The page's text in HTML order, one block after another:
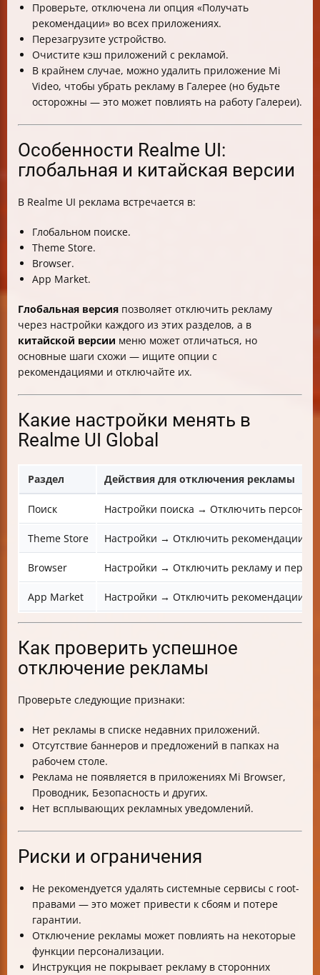
Проверьте, отключена ли опция «Получать
рекомендации» во всех приложениях.
Перезагрузите устройство.
Очистите кэш приложений с рекламой.
В крайнем случае, можно удалить приложение Mi
Video, чтобы убрать рекламу в Галерее (но будьте
осторожны — это может повлиять на работу Галереи).
Особенности Realme UI:
глобальная и китайская версии
В Realme UI реклама встречается в:
Глобальном поиске.
Theme Store.
Browser.
App Market.
Глобальная версия позволяет отключить рекламу
через настройки каждого из этих разделов, а в
китайской версии меню может отличаться, но
основные шаги схожи — ищите опции с
рекомендациями и отключайте их.
Какие настройки менять в
Realme UI Global
Раздел Действия для отключения рекламы
Поиск Настройки поиска → Отключить
Theme Store Настройки → Отключить рекомендации
Browser Настройки → Отключить рекламу и
App Market Настройки → Отключить рекомендации и
Как проверить успешное
отключение рекламы
Проверьте следующие признаки:
Нет рекламы в списке недавних приложений.
Отсутствие баннеров и предложений в папках на
рабочем столе.
Реклама не появляется в приложениях Mi Browser,
Проводник, Безопасность и других.
Нет всплывающих рекламных уведомлений.
Риски и ограничения
Не рекомендуется удалять системные сервисы с root-
правами — это может привести к сбоям и потере
гарантии.
Отключение рекламы может повлиять на некоторые
функции персонализации.
Инструкция не покрывает рекламу в сторонних